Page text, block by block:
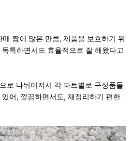
짬이 많은 만큼, 제품을 보호하기 위
특하면서도 효율적으로 잘 해왔다고
로 나뉘어져서 각 파트별로 구성품들
어, 깔끔하면서도, 재정리하기 편한